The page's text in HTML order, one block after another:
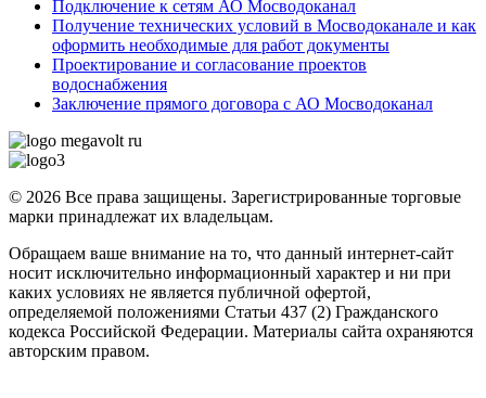
Подключение к сетям АО Мосводоканал
Получение технических условий в Мосводоканале и как
оформить необходимые для работ документы
Проектирование и согласование проектов
водоснабжения
Заключение прямого договора с АО Мосводоканал
© 2026 Все права защищены. Зарегистрированные торговые
марки принадлежат их владельцам.
Обращаем ваше внимание на то, что данный интернет-сайт
носит исключительно информационный характер и ни при
каких условиях не является публичной офертой,
определяемой положениями Статьи 437 (2) Гражданского
кодекса Российской Федерации. Материалы сайта охраняются
авторским правом.